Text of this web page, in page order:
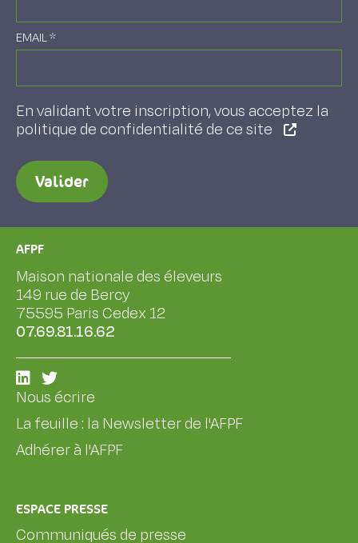
EMAIL*
En validant votre inscription, vous acceptez la
politique de confidentialité de ce site
Valider
AFPF
Maison nationale des éleveurs
149 rue de Bercy
75595 Paris Cedex 12
07.69.81.16.62
Nous écrire
La feuille : la Newsletter de l'AFPF
Adhérer à l'AFPF
ESPACE PRESSE
Communiqués de presse